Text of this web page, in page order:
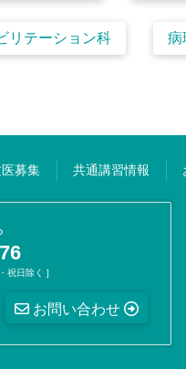
リテーション科 病
募集 共通講習情報
祝日除く ]
お問い合わせ